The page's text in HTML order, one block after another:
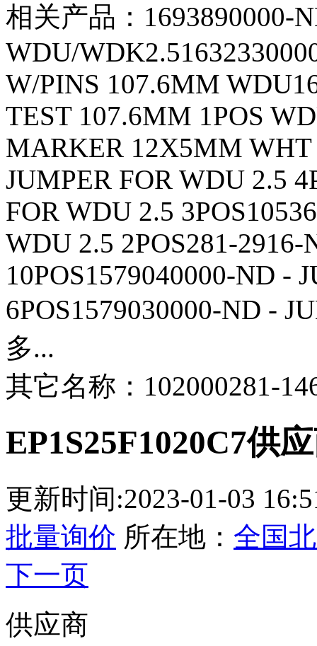
相关产品：1693890000-
WDU/
W/PINS 107.6MM
TEST 107.6MM 1POS
MARKER 12X5MM
JUMPER FOR WDU 2.5
FOR WDU 2.5
WDU 2.5 2POS281-
10POS1579040000-ND -
6POS1579030000-ND -
多...
其它名称：102000281-
EP1S25F1020C7供
更新时间:2023-01-03
批量询价 所在地： 全国
下一页
供应商